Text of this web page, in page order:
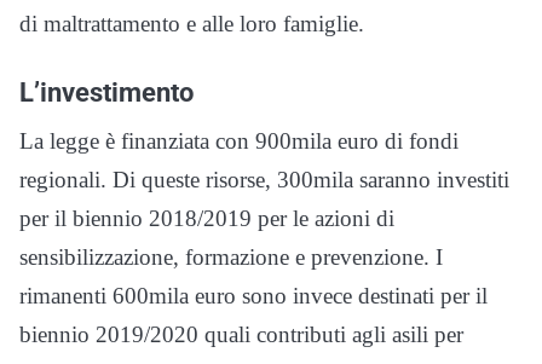
di maltrattamento e alle loro famiglie.
L’investimento
La legge è finanziata con 900mila euro di fondi
regionali. Di queste risorse, 300mila saranno investiti
per il biennio 2018/2019 per le azioni di
sensibilizzazione, formazione e prevenzione. I
rimanenti 600mila euro sono invece destinati per il
biennio 2019/2020 quali contributi agli asili per